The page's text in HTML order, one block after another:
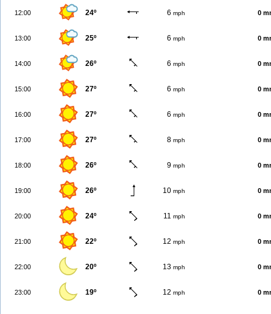
12:00 24º 6 mph 0
13:00 25º 6 mph 0
14:00 26º 6 mph 0
15:00 27º 6 mph 0
16:00 27º 6 mph 0
17:00 27º 8 mph 0
18:00 26º 9 mph 0
19:00 26º 10 mph 0
20:00 24º 11 mph 0
21:00 22º 12 mph 0
22:00 20º 13 mph 0
23:00 19º 12 mph 0